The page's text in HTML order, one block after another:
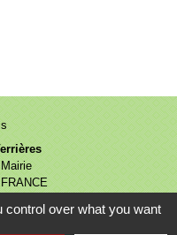
over what you want